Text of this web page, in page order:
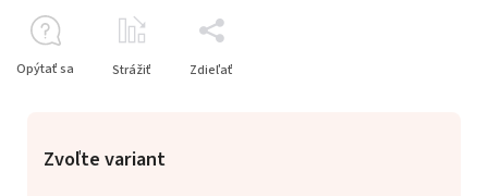
Zvoľte variant
Opýtať sa Strážiť Zdieľať